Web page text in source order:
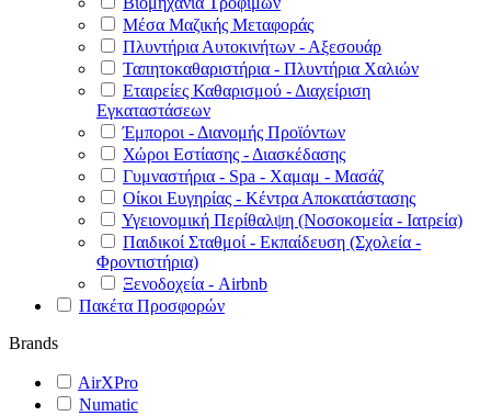
Μέσα Μαζικής Μεταφοράς
Πλυντήρια Αυτοκινήτων - Αξεσουάρ
Ταπητοκαθαριστήρια - Πλυντήρια Χαλιών
Εταιρείες Καθαρισμού - Διαχείριση
Εγκαταστάσεων
Έμποροι - Διανομής Προϊόντων
Χώροι Εστίασης - Διασκέδασης
Γυμναστήρια - Spa - Χαμαμ - Μασάζ
Οίκοι Ευγηρίας - Κέντρα Αποκατάστασης
Υγειονομική Περίθαλψη (Νοσοκομεία - Ιατρεία)
Παιδικοί Σταθμοί - Εκπαίδευση (Σχολεία -
Φροντιστήρια)
Ξενοδοχεία - Airbnb
Πακέτα Προσφορών
Brands
AirXPro
Numatic